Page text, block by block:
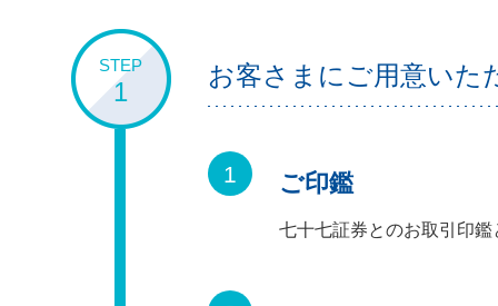
STEP
1
お客さまにご用意いた
ご印鑑
七十七証券とのお取引印